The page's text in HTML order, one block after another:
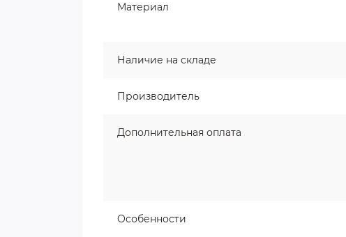
Материал
Наличие на складе
Производитель
Дополнительная оплата
Особенности